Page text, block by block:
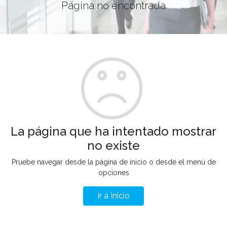
Página no encontrada
La página que ha intentado mostrar
no existe
Pruebe navegar desde la página de inicio o desde el menú de
opciones
Ir a Inicio